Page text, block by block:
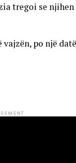
tregoi se njihen
po një